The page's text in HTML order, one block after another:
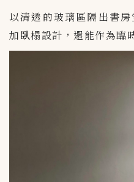
以清透的玻璃區隔出書
加臥榻設計，還能作為臨